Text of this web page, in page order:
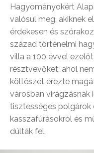
Hagyományokért
valósul meg, akiknek
érdekesen és
század történelmi
villa a 100 évvel
résztvevőket, ahol
költészet érezte
városban virágzásnak
tisztességes polgárok
kasszafúrásokról és
dúlták fel.